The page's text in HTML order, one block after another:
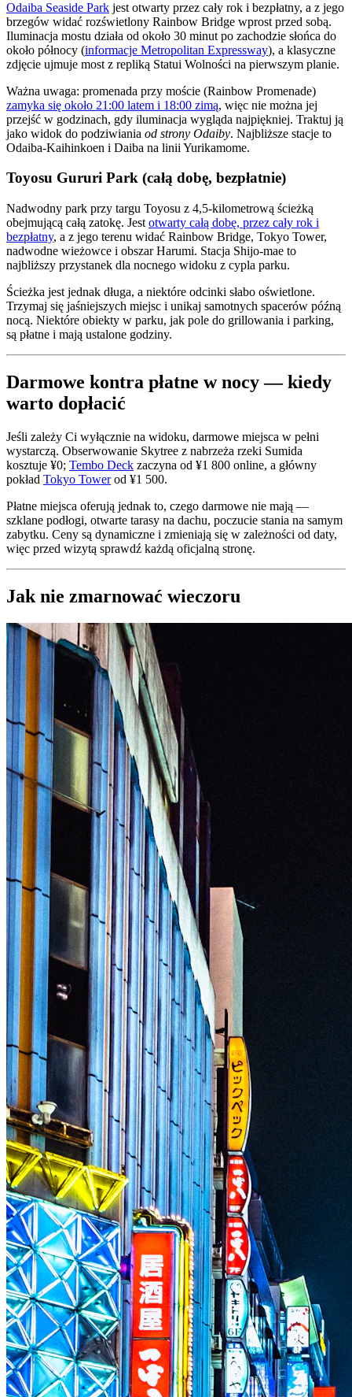
Odaiba Seaside Park jest otwarty przez cały rok i bezpłatny, a z jego
brzegów widać rozświetlony Rainbow Bridge wprost przed sobą.
Iluminacja mostu działa od około 30 minut po zachodzie słońca do
około północy (informacje Metropolitan Expressway), a klasyczne
zdjęcie ujmuje most z repliką Statui Wolności na pierwszym planie.
Ważna uwaga: promenada przy moście (Rainbow Promenade)
zamyka się około 21:00 latem i 18:00 zimą, więc nie można jej
przejść w godzinach, gdy iluminacja wygląda najpiękniej. Traktuj ją
jako widok do podziwiania od strony Odaiby. Najbliższe stacje to
Odaiba-Kaihinkoen i Daiba na linii Yurikamome.
Toyosu Gururi Park (całą dobę, bezpłatnie)
Nadwodny park przy targu Toyosu z 4,5-kilometrową ścieżką
obejmującą całą zatokę. Jest otwarty całą dobę, przez cały rok i
bezpłatny, a z jego terenu widać Rainbow Bridge, Tokyo Tower,
nadwodne wieżowce i obszar Harumi. Stacja Shijo-mae to
najbliższy przystanek dla nocnego widoku z cypla parku.
Ścieżka jest jednak długa, a niektóre odcinki słabo oświetlone.
Trzymaj się jaśniejszych miejsc i unikaj samotnych spacerów późną
nocą. Niektóre obiekty w parku, jak pole do grillowania i parking,
są płatne i mają ustalone godziny.
Darmowe kontra płatne w nocy — kiedy
warto dopłacić
Jeśli zależy Ci wyłącznie na widoku, darmowe miejsca w pełni
wystarczą. Obserwowanie Skytree z nabrzeża rzeki Sumida
kosztuje ¥0; Tembo Deck zaczyna od ¥1 800 online, a główny
pokład Tokyo Towerod ¥1 500.
Płatne miejsca oferują jednak to, czego darmowe nie mają —
szklane podłogi, otwarte tarasy na dachu, poczucie stania na samym
zabytku. Ceny są dynamiczne i zmieniają się w zależności od daty,
więc przed wizytą sprawdź każdą oficjalną stronę.
Jak nie zmarnować wieczoru